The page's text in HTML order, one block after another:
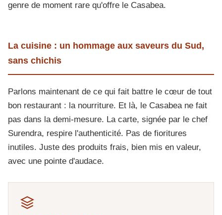
genre de moment rare qu'offre le Casabea.
La cuisine : un hommage aux saveurs du Sud,
sans chichis
Parlons maintenant de ce qui fait battre le cœur de tout
bon restaurant : la nourriture. Et là, le Casabea ne fait
pas dans la demi-mesure. La carte, signée par le chef
Surendra, respire l'authenticité. Pas de fioritures
inutiles. Juste des produits frais, bien mis en valeur,
avec une pointe d'audace.